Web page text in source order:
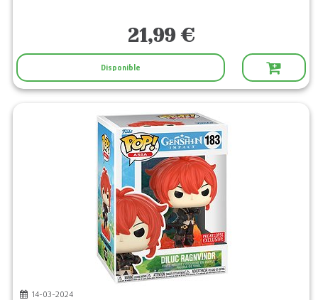
21,99 €
Disponible
14-03-2024